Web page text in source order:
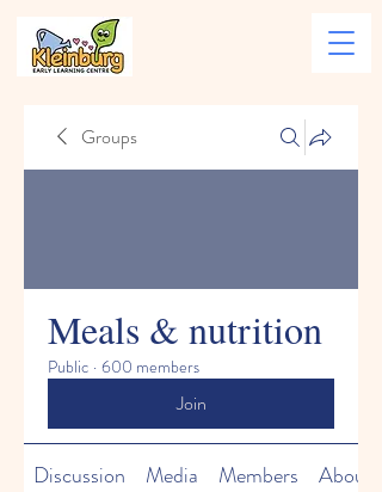
Groups
Meals & nutrition
Public · 600 members
Join
Discussion Media Members About